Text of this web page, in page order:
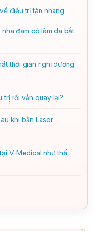
điều trị tàn nhang
đam có làm da bắt
thời gian nghỉ dưỡng
trị rồi vẫn quay lại?
khi bắn Laser
V-Medical như thế